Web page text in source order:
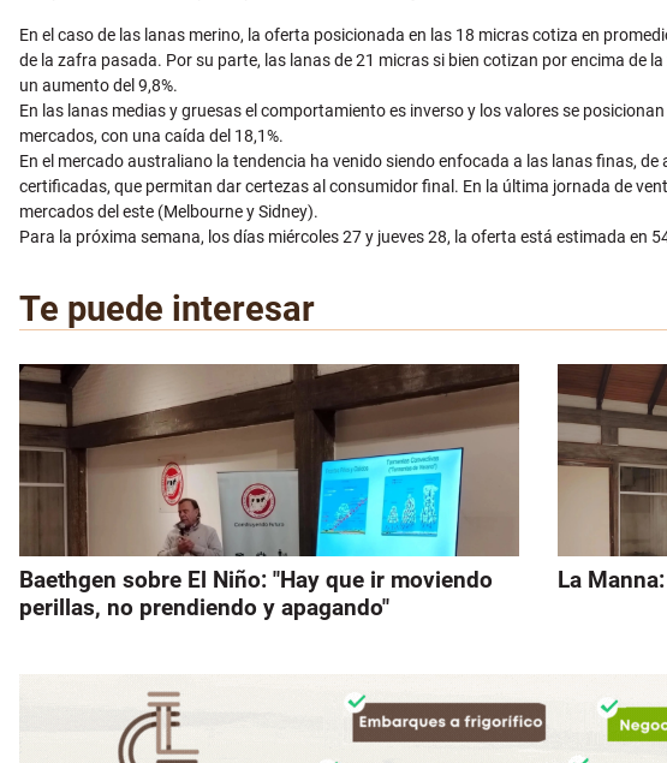
En el caso de las lanas merino, la oferta posicionada en las 18 micras cotiza en
de la zafra pasada. Por su parte, las lanas de 21 micras si bien cotizan por encima de
un aumento del 9,8%.
En las lanas medias y gruesas el comportamiento es inverso y los valores se
mercados, con una caída del 18,1%.
En el mercado australiano la tendencia ha venido siendo enfocada a las lanas finas,
certificadas, que permitan dar certezas al consumidor final. En la última jornada de
mercados del este (Melbourne y Sidney).
Para la próxima semana, los días miércoles 27 y jueves 28, la oferta está estimada en
Te puede interesar
Baethgen sobre El Niño: "Hay que ir moviendo
perillas, no prendiendo y apagando"
La